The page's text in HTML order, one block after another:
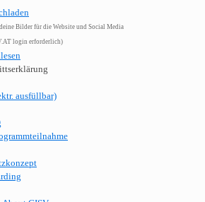
Bilder für die Website und Social Media
login erforderlich)
ausfüllbar)